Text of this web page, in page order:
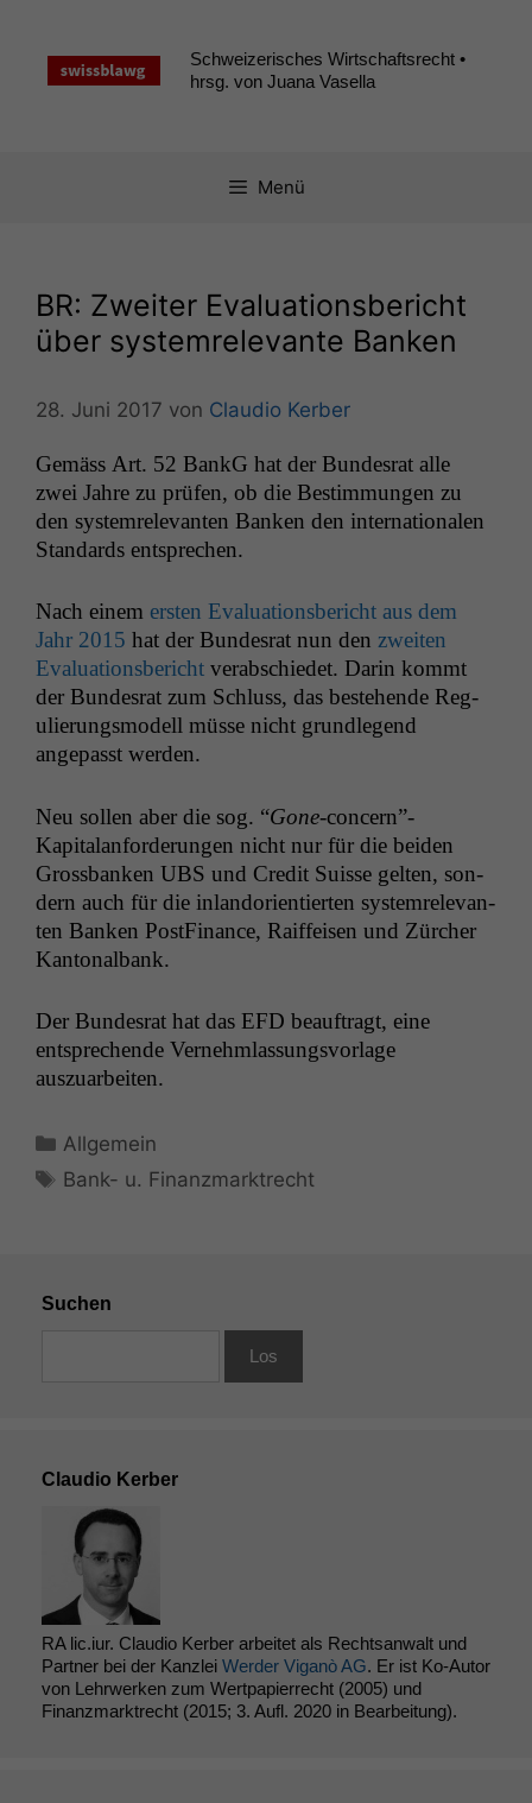
springen
Schweizerisches Wirtschaftsrecht •
hrsg. von Juana Vasella
Menü
BR: Zweiter Evaluationsbericht
über systemrelevante Banken
28. Juni 2017 von Claudio Kerber
Gemäss Art. 52 BankG hat der Bun­desrat alle
zwei Jahre zu prüfen, ob die Bes­tim­mungen zu
den sys­tem­rel­e­van­ten Banken den inter­na­tionalen
Stan­dards entsprechen.
Nach einem ersten Eval­u­a­tions­bericht aus dem
Jahr 2015 hat der Bun­desrat nun den zweit­en
Eval­u­a­tions­bericht ver­ab­schiedet. Darin kommt
der Bun­desrat zum Schluss, das beste­hende Reg­
ulierungsmod­ell müsse nicht grundle­gend
angepasst werden.
Neu sollen aber die sog. “Gone-concern”-
Kapitalanforderungen nicht nur für die bei­den
Gross­banken UBS und Cred­it Suisse gel­ten, son­
dern auch für die inlan­dori­en­tierten sys­tem­rel­e­van­
ten Banken Post­Fi­nance, Raif­feisen und Zürcher
Kantonalbank.
Der Bun­desrat hat das EFD beauf­tragt, eine
entsprechende Vernehm­las­sungsvor­lage
auszuarbeiten.
Kategorien
Allgemein
Schlagwörter
Bank- u. Finanzmarktrecht
Suchen
Claudio Kerber
RA lic.iur. Claudio Kerber arbeitet als Rechtsanwalt und
Partner bei der Kanzlei Werder Viganò AG. Er ist Ko-Autor
von Lehrwerken zum Wertpapierrecht (2005) und
Finanzmarktrecht (2015; 3. Aufl. 2020 in Bearbeitung).